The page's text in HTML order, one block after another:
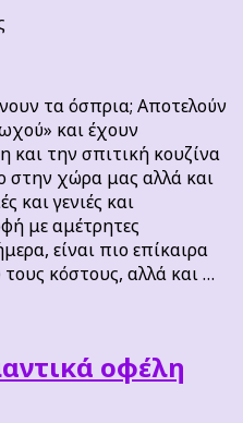
θερμίδες:
Παχαίνουν
τα
όσπρια;
τα όσπρια; Αποτελούν
και έχουν
και την σπιτική κουζίνα
στην χώρα μας αλλά και
και γενιές και
με αμέτρητες
είναι πιο επίκαιρα
κόστους, αλλά και …
οφέλη